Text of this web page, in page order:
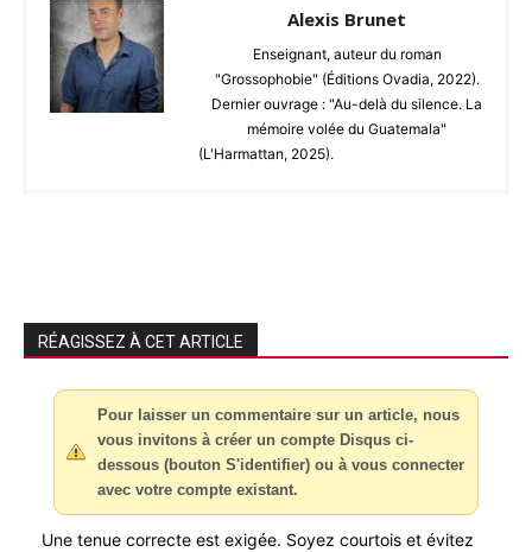
Alexis Brunet
Enseignant, auteur du roman
"Grossophobie" (Éditions Ovadia, 2022).
Dernier ouvrage : "Au-delà du silence. La
mémoire volée du Guatemala"
(L'Harmattan, 2025).
RÉAGISSEZ À CET ARTICLE
Pour laisser un commentaire sur un article, nous
vous invitons à créer un compte Disqus ci-
dessous (bouton S'identifier) ou à vous connecter
avec votre compte existant.
Une tenue correcte est exigée. Soyez courtois et évitez